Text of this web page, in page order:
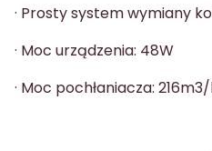
· Prosty system wymiany
· Moc urządzenia: 48W
· Moc pochłaniacza: